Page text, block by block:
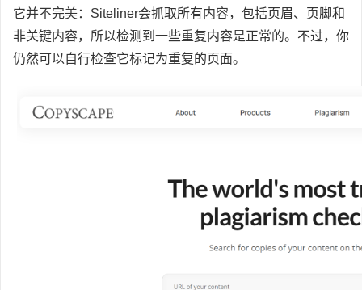
它并不完美：Siteliner会抓取所有内容，包括页眉、页脚和
非关键内容，所以检测到一些重复内容是正常的。不过，你
仍然可以自行检查它标记为重复的页面。